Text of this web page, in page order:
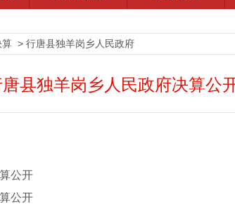
> 行唐县独羊岗乡人民政府
县独羊岗乡人民政府决算公
公开
公开